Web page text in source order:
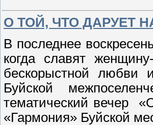
О ТОЙ, ЧТО ДАРУЕТ
В последнее
когда славят
бескорыстной любви
Буйской
тематический вечер
«Гармония» Буйской